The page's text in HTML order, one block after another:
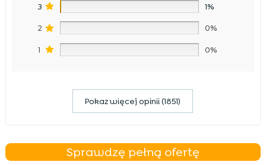
3 1%
2 0%
1 0%
Pokaz więcej opinii (1851)
Sprawdzę pełną ofertę